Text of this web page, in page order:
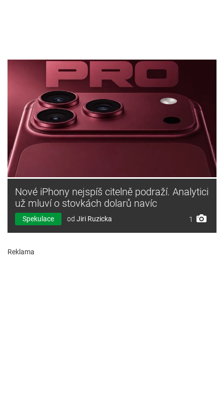
Nové iPhony nejspíš citelně podraží. Analytici
už mluví o stovkách dolarů navíc
Spekulace od Jiri Ruzicka 1
Reklama